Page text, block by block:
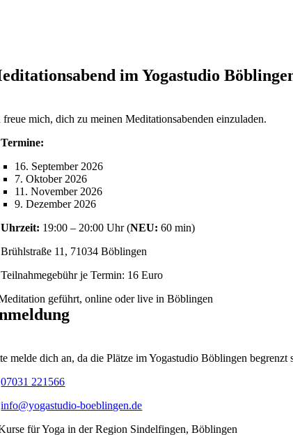
im Yogastudio
freue mich, dich zu meinen Meditationsabenden einzuladen.
Termine:
16. September 2026
7. Oktober 2026
11. November 2026
9. Dezember 2026
Uhrzeit: 19:00 – 20:00 Uhr (NEU: 60 min)
Brühlstraße 11, 71034 Böblingen
Teilnahmegebühr je Termin: 16 Euro
melde dich an, da die Plätze im Yogastudio Böblingen begrenzt
07031 221566
info@yogastudio-boeblingen.de